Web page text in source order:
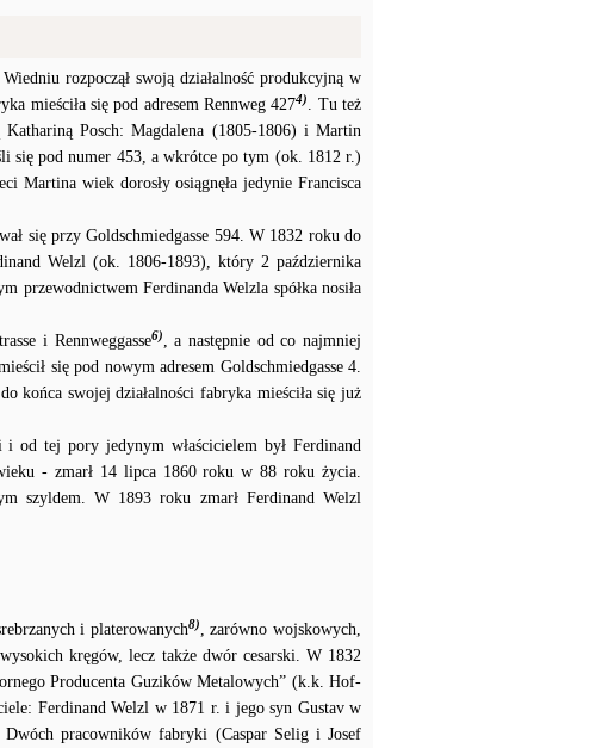
rozpoczął swoją działalność produkcyjną w
mieściła się pod adresem Rennweg 4274). Tu też
Posch: Magdalena (1805-1806) i Martin
się pod numer 453, a wkrótce po tym (ok. 1812 r.)
Martina wiek dorosły osiągnęła jedynie Francisca
się przy Goldschmiedgasse 594. W 1832 roku do
Welzl (ok. 1806-1893), który 2 października
przewodnictwem Ferdinanda Welzla spółka nosiła
i Rennweggasse6), a następnie od co najmniej
się pod nowym adresem Goldschmiedgasse 4.
końca swojej działalności fabryka mieściła się już
od tej pory jedynym właścicielem był Ferdinand
- zmarł 14 lipca 1860 roku w 88 roku życia.
szyldem. W 1893 roku zmarł Ferdinand Welzl
i platerowanych8), zarówno wojskowych,
kręgów, lecz także dwór cesarski. W 1832
Producenta Guzików Metalowych” (k.k. Hof-
Ferdinand Welzl w 1871 r. i jego syn Gustav w
pracowników fabryki (Caspar Selig i Josef